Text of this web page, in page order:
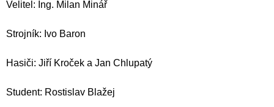
Velitel: Ing. Milan Minář
Strojník: Ivo Baron
Hasiči: Jiří Kroček a Jan Chlupatý
Student: Rostislav Blažej